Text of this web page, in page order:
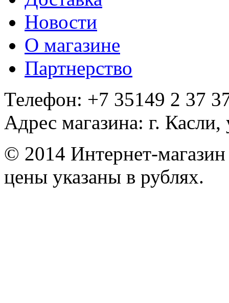
Новости
О магазине
Партнерство
Телефон: +7 35149 2 37
Адрес магазина: г.
© 2014 Интернет-
цены указаны в рублях.